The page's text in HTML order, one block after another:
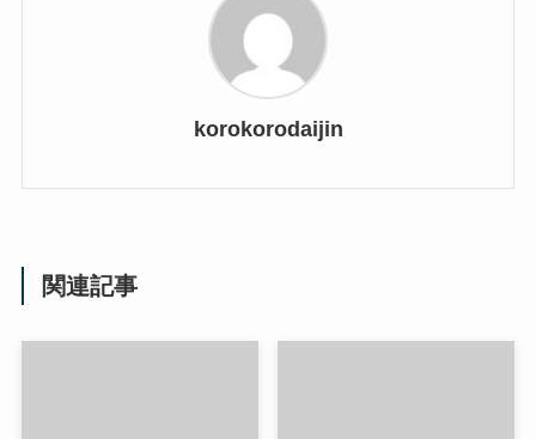
korokorodaijin
関連記事